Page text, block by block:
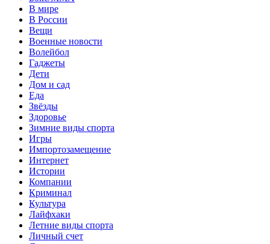
В мире
В России
Вещи
Военные новости
Волейбол
Гаджеты
Дети
Дом и сад
Еда
Звёзды
Здоровье
Зимние виды спорта
Игры
Импортозамещение
Интернет
Истории
Компании
Криминал
Культура
Лайфхаки
Летние виды спорта
Личный счет